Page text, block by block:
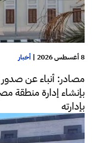
8 أغسطس 2026 | أخبار
مصادر: أنباء عن
بإنشاء إدارة منطقة
بإدارته